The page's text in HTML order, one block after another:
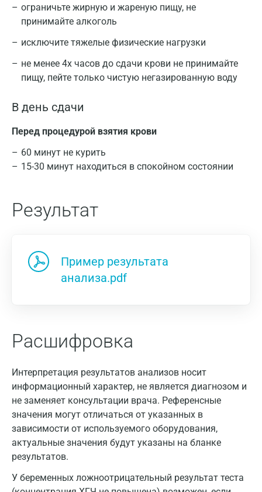
ограничьте жирную и жареную пищу, не
принимайте алкоголь
исключите тяжелые физические нагрузки
не менее 4х часов до сдачи крови не принимайте
пищу, пейте только чистую негазированную воду
В день сдачи
Перед процедурой взятия крови
60 минут не курить
15-30 минут находиться в спокойном состоянии
Результат
Пример результата
анализа.pdf
Расшифровка
Интерпретация результатов анализов носит
информационный характер, не является диагнозом и
не заменяет консультации врача. Референсные
значения могут отличаться от указанных в
зависимости от используемого оборудования,
актуальные значения будут указаны на бланке
результатов.
У беременных ложноотрицательный результат теста